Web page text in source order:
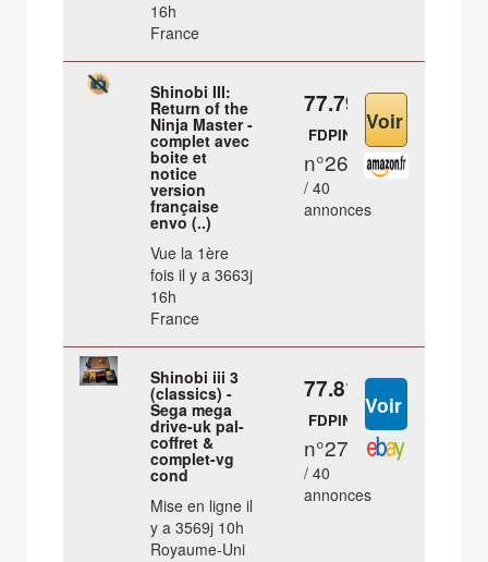
16h
France
Shinobi III:
Return of the
Ninja Master -
complet avec
boite et
notice
version
française
envo (..)
Vue la 1ère
fois il y a 3663j
16h
France
77.79 €
FDPIN
n°26
/ 40
annonces
Shinobi iii 3
(classics) -
Sega mega
drive-uk pal-
coffret &
complet-vg
cond
Mise en ligne il
y a 3569j 10h
Royaume-Uni
77.81 €
FDPIN
n°27
/ 40
annonces